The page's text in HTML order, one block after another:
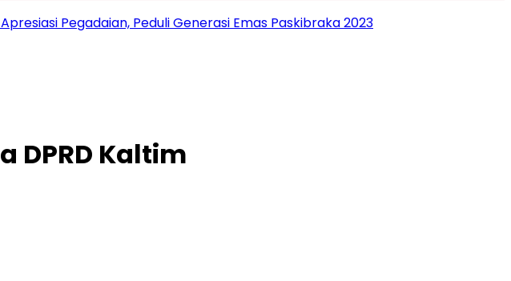
Pegadaian, Peduli Generasi Emas Paskibraka 2023
DPRD Kaltim